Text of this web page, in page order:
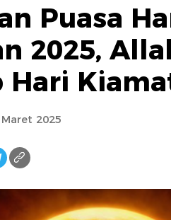
Puasa
2025,
Hari
2025